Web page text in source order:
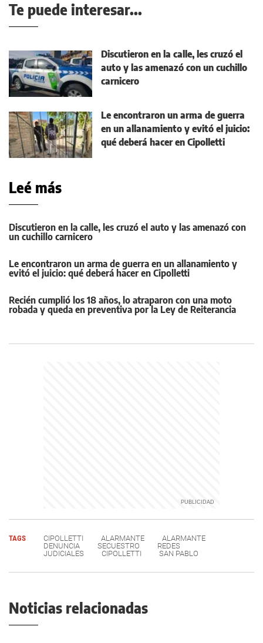
Te puede interesar...
Discutieron en la calle, les cruzó el
auto y las amenazó con un cuchillo
carnicero
Le encontraron un arma de guerra
en un allanamiento y evitó el juicio:
qué deberá hacer en Cipolletti
Leé más
Discutieron en la calle, les cruzó el auto y las amenazó con
un cuchillo carnicero
Le encontraron un arma de guerra en un allanamiento y
evitó el juicio: qué deberá hacer en Cipolletti
Recién cumplió los 18 años, lo atraparon con una moto
robada y queda en preventiva por la Ley de Reiterancia
TAGS CIPOLLETTI ALARMANTE
ALARMANTE
DENUNCIA
SECUESTRO
REDES
JUDICIALES
CIPOLLETTI SAN PABLO
Noticias relacionadas